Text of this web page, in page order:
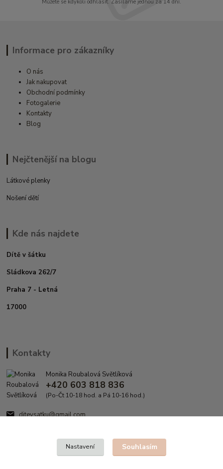
Můžete se kdykoli odhlásit. Zasíláme jednou za 14 dní.
Informace pro zákazníky
O nás
Jak nakupovat
Obchodní podmínky
Fotogalerie
Kontakty
Blog
Nejčtenější na blogu
Látkové plenky
Nošení dětí
Kde nás najdete
Dítě v šátku
Sládkova 262/7
Praha 7 - Letná
17000
Kontakty
Monika Roubalová Světlíková
+420 603 818 836
(Po-Čt 10-18 hod. a Pá 10-16 hod.)
ditevsatku@gmail.com
Nastavení Souhlasím